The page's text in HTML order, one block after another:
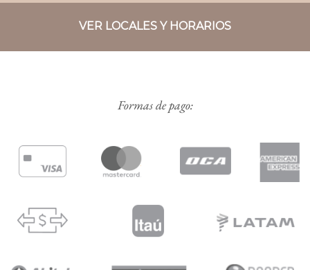
VER LOCALES Y HORARIOS
Formas de pago: